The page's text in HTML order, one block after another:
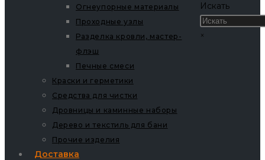
Огнеупорные материалы
Проходные узлы
Разделка кровли, мастер-
флэш
Печные смеси
Краски и герметики
Средства для чистки
Дровницы и каминные наборы
Дерево и текстиль для бани
Прочие изделия
Доставка
Искать
×